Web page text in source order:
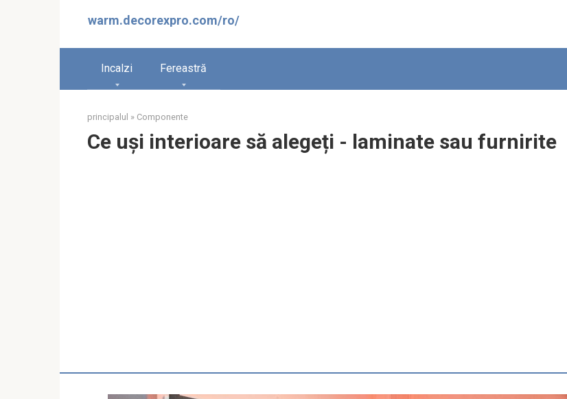
warm.decorexpro.com/ro/
Incalzi Fereastră
principalul » Componente
Ce uși interioare să alegeți - laminate sau furnirite